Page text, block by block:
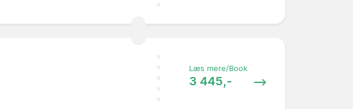
Læs mere/Book
3 445,-